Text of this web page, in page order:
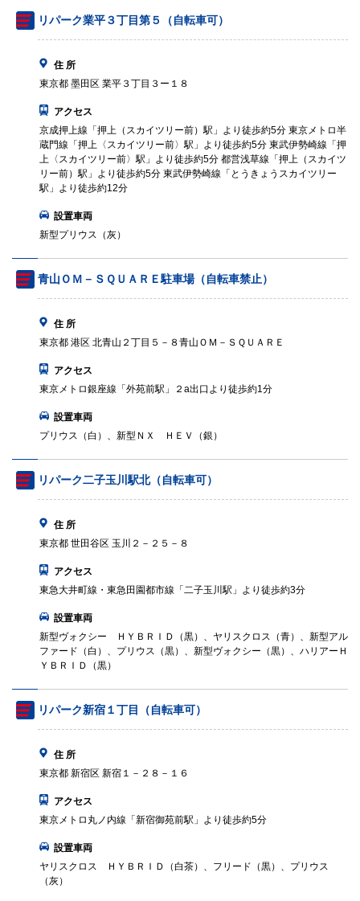
リパーク業平３丁目第５（自転車可）
住 所
東京都 墨田区 業平３丁目３ー１８
アクセス
京成押上線「押上（スカイツリー前）駅」より徒歩約5分 東京メトロ半
蔵門線「押上〈スカイツリー前〉駅」より徒歩約5分 東武伊勢崎線「押
上〈スカイツリー前〉駅」より徒歩約5分 都営浅草線「押上（スカイツ
リー前）駅」より徒歩約5分 東武伊勢崎線「とうきょうスカイツリー
駅」より徒歩約12分
設置車両
新型プリウス（灰）
青山ＯＭ－ＳＱＵＡＲＥ駐車場（自転車禁止）
住 所
東京都 港区 北青山２丁目５－８青山ＯＭ－ＳＱＵＡＲＥ
アクセス
東京メトロ銀座線「外苑前駅」２a出口より徒歩約1分
設置車両
プリウス（白）、新型ＮＸ ＨＥＶ（銀）
リパーク二子玉川駅北（自転車可）
住 所
東京都 世田谷区 玉川２－２５－８
アクセス
東急大井町線・東急田園都市線「二子玉川駅」より徒歩約3分
設置車両
新型ヴォクシー ＨＹＢＲＩＤ（黒）、ヤリスクロス（青）、新型アル
ファード（白）、プリウス（黒）、新型ヴォクシー（黒）、ハリアーＨ
ＹＢＲＩＤ（黒）
リパーク新宿１丁目（自転車可）
住 所
東京都 新宿区 新宿１－２８－１６
アクセス
東京メトロ丸ノ内線「新宿御苑前駅」より徒歩約5分
設置車両
ヤリスクロス ＨＹＢＲＩＤ（白茶）、フリード（黒）、プリウス
（灰）